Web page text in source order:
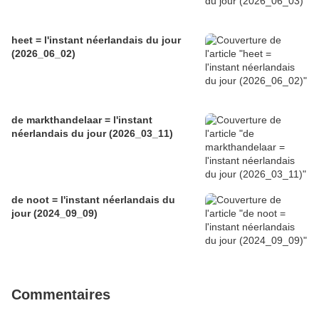
heet = l'instant néerlandais du jour
(2026_06_02)
de markthandelaar = l'instant
néerlandais du jour (2026_03_11)
de noot = l'instant néerlandais du
jour (2024_09_09)
Commentaires